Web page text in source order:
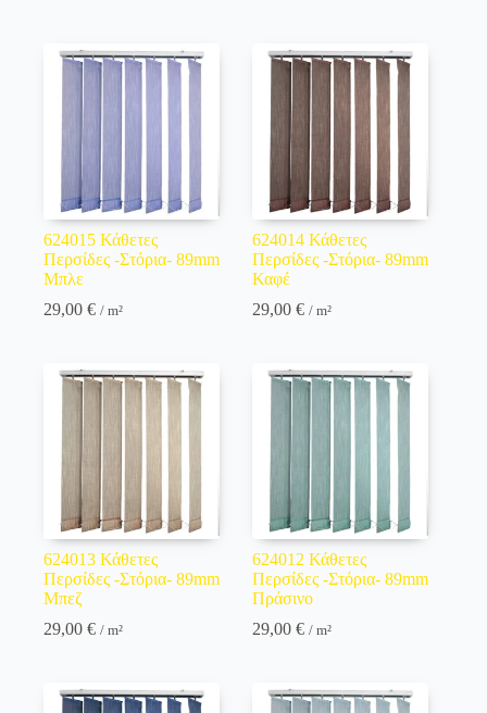
624015 Κάθετες
Περσίδες -Στόρια- 89mm
Μπλε
29,00 € / m²
624014 Κάθετες
Περσίδες -Στόρια- 89mm
Καφέ
29,00€ / m²
624013 Κάθετες
Περσίδες -Στόρια- 89mm
Μπεζ
29,00 € / m²
624012 Κάθετες
Περσίδες -Στόρια- 89mm
Πράσινο
29,00€ / m²